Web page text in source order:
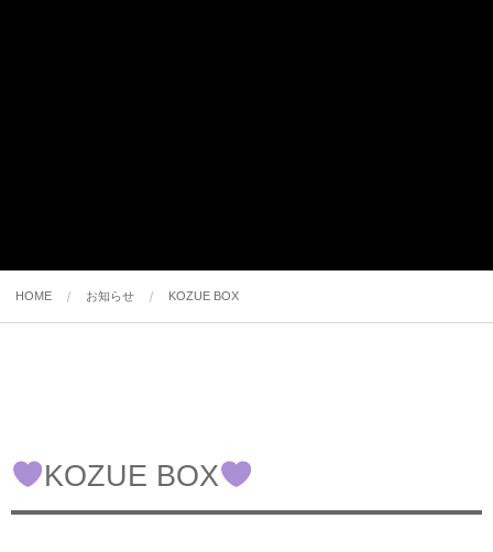
HOME お知らせ KOZUE BOX
KOZUE BOX